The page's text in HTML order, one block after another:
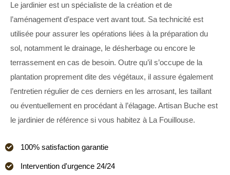
Le jardinier est un spécialiste de la création et de
l’aménagement d’espace vert avant tout. Sa technicité est
utilisée pour assurer les opérations liées à la préparation du
sol, notamment le drainage, le désherbage ou encore le
terrassement en cas de besoin. Outre qu’il s’occupe de la
plantation proprement dite des végétaux, il assure également
l’entretien régulier de ces derniers en les arrosant, les taillant
ou éventuellement en procédant à l’élagage. Artisan Buche est
le jardinier de référence si vous habitez à La Fouillouse.
100% satisfaction garantie
Intervention d'urgence 24/24